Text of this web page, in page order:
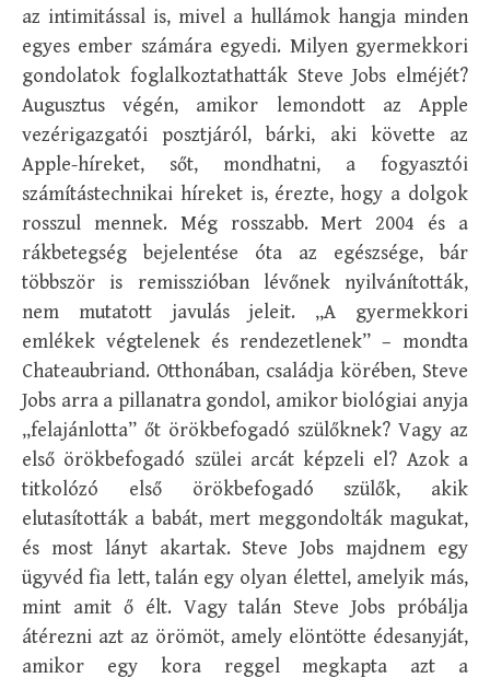
az intimitással is, mivel a hullámok hangja minden
egyes ember számára egyedi. Milyen gyermekkori
gondolatok foglalkoztathatták Steve Jobs elméjét?
Augusztus végén, amikor lemondott az Apple
vezérigazgatói posztjáról, bárki, aki követte az
Apple-híreket, sőt, mondhatni, a fogyasztói
számítástechnikai híreket is, érezte, hogy a dolgok
rosszul mennek. Még rosszabb. Mert 2004 és a
rákbetegség bejelentése óta az egészsége, bár
többször is remisszióban lévőnek nyilvánították,
nem mutatott javulás jeleit. „A gyermekkori
emlékek végtelenek és rendezetlenek” – mondta
Chateaubriand. Otthonában, családja körében, Steve
Jobs arra a pillanatra gondol, amikor biológiai anyja
„felajánlotta” őt örökbefogadó szülőknek? Vagy az
első örökbefogadó szülei arcát képzeli el? Azok a
titkolózó első örökbefogadó szülők, akik
elutasították a babát, mert meggondolták magukat,
és most lányt akartak. Steve Jobs majdnem egy
ügyvéd fia lett, talán egy olyan élettel, amelyik más,
mint amit ő élt. Vagy talán Steve Jobs próbálja
átérezni azt az örömöt, amely elöntötte édesanyját,
amikor egy kora reggel megkapta azt a